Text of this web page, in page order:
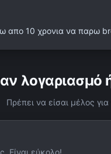
απο 10 χρονια να παρω
λογαριασμό
Πρέπει να είσαι μέλος